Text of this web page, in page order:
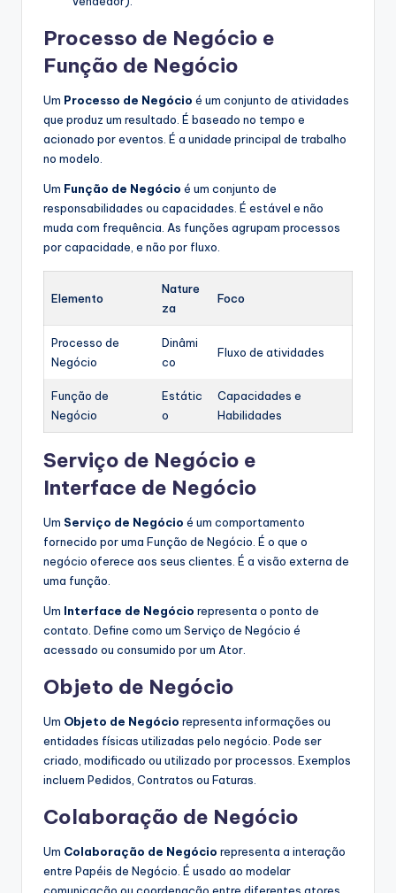
Processo de Negócio e
Função de Negócio
Um Processo de Negócio é um conjunto de atividades
que produz um resultado. É baseado no tempo e
acionado por eventos. É a unidade principal de trabalho
no modelo.
Um Função de Negócio é um conjunto de
responsabilidades ou capacidades. É estável e não
muda com frequência. As funções agrupam processos
por capacidade, e não por fluxo.
Elemento
Nature
za
Foco
Processo de
Negócio
Dinâmi
co
Fluxo de atividades
Função de
Negócio
Estátic
o
Capacidades e
Habilidades
Serviço de Negócio e
Interface de Negócio
Um Serviço de Negócio é um comportamento
fornecido por uma Função de Negócio. É o que o
negócio oferece aos seus clientes. É a visão externa de
uma função.
Um Interface de Negócio representa o ponto de
contato. Define como um Serviço de Negócio é
acessado ou consumido por um Ator.
Objeto de Negócio
Um Objeto de Negócio representa informações ou
entidades físicas utilizadas pelo negócio. Pode ser
criado, modificado ou utilizado por processos. Exemplos
incluem Pedidos, Contratos ou Faturas.
Colaboração de Negócio
Um Colaboração de Negócio representa a interação
entre Papéis de Negócio. É usado ao modelar